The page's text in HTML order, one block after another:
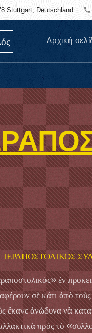
Stuttgart, Deutschland
Αρχική
ΙΕΡΑΠΟΣΤΟΛΙΚΟΣ
ἐν
σὲ κάτι ἀπὸ
ἔκανε ἀνώδυνα νὰ
πρὸς τὸ